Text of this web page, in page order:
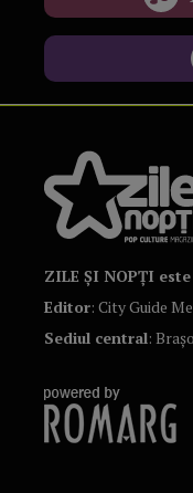
ZILE ȘI NOPȚI
Editor: City Guide
Sediul central: